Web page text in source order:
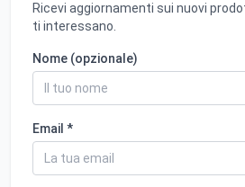
Ricevi aggiornamenti sui nuovi
ti interessano.
Nome (opzionale)
Email *